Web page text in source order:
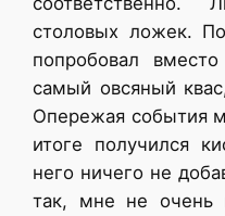
столовых ложек.
попробовал
самый овсяный
Опережая события
итоге получился
него ничего не
так, мне не очень